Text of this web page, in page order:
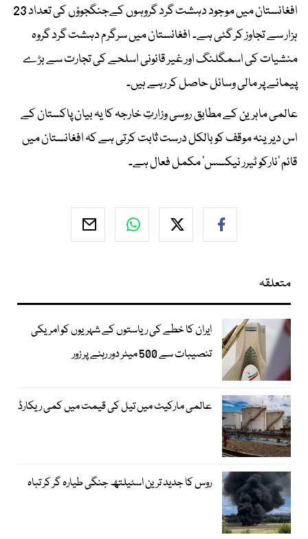
افغانستان میں موجود دہشت گرد گروہوں کےجنگجوؤں کی تعداد 23
ہزار سے تجاوز کر گئی ہے۔ افغانستان میں سرگرم دہشت گرد گروہ
منشیات کی اسمگلنگ اور غیر قانونی اسلحے کی تجارت سے بڑے
پیمانے پر مالی وسائل حاصل کر رہے ہیں۔
عالمی ماہرین کے مطابق روسی وزارتِ خارجہ کا یہ بیان پاکستان کے
اس دیرینہ موقف کو بالکل درست ثابت کرتی ہے کہ افغانستان میں
قائم 'نارکو ٹیرر نیکسس' مکمل فعال ہے۔
متعلقہ
ایران کا خطے کی ریاستوں کے شہریوں کو امریکی
تنصیبات سے 500 میٹر دور رہنے پر زور
عالمی مارکیٹ میں تیل کی قیمت میں کمی ریکارڈ
روس کا جدید ترین اسٹیلتھ جنگی طیارہ گر کر تباہ